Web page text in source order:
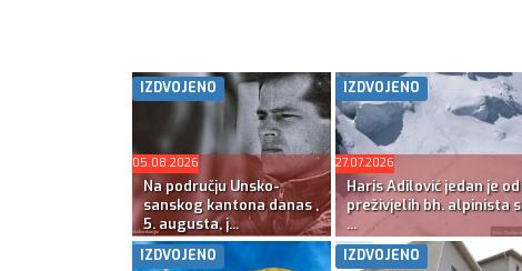
IZDVOJENO
05.08.2026
Na području Unsko-
sanskog kantona danas ,
5. augusta, j...
IZDVOJENO
27.07.2026
Haris Adilović jedan je od
preživjelih bh. alpinista s
...
IZDVOJENO IZDVOJENO